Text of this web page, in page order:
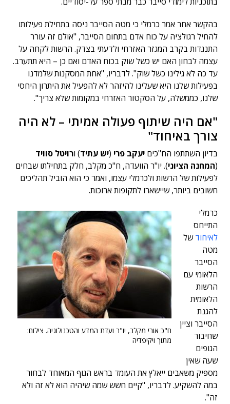
בהקשר אחר אמר כרמלי כי מטה הסייבר ניסה בתחילת פעילותו
להחיל רגולציה על כוח אדם בתחום הסייבר, "אולם זה עורר
התנגדות בקרב המגזר האזרחי ולדעתי בצדק. הרשות לקחה על
עצמה לבחון האם יש כשל שוק בכוח האדם ואם כן – היא תתערב.
עד כה לא גילינו כשל שוק". לדבריו, "אחת המסקנות שלמדנו
בפעילות שלנו היא שעלינו להיזהר לא להפעיל את היתרון היחסי
שלנו, כממשלה, על הסקטור האזרחי במקומות שלא צריך".
"אם היה שיתוף פעולה אמיתי – לא היה
צורך באיחוד"
בדיון השתתפו הח"כים יעקב פרי (יש עתיד) ורויטל סוויד
(המחנה הציוני). יו"ר הוועדה, ח"כ מקלב, חלק בתחילתו שבחים
לפעילות של הרשות ולכרמלי עצמו, ואמר כי הוא הוביל תהליכים
חשובים ביותר, שיישארו לתקופות ארוכות.
ח"כ אורי מקלב, יו"ר ועדת המדע והטכנולוגיה. צילום:
מתוך ויקיפדיה
כרמלי
התייחס
לאיחודשל
מטה
הסייבר
הלאומי עם
הרשות
הלאומית
להגנת
הסייבר וציין
שחיבור
הגופים
שעה שאין
מספיק משאבים ייאלץ את העומד בראש הגוף המאוחד לבחור
במה להשקיע. לדבריו, "קיים חשש שמה שיהיה הוא לא זה ולא
זה".